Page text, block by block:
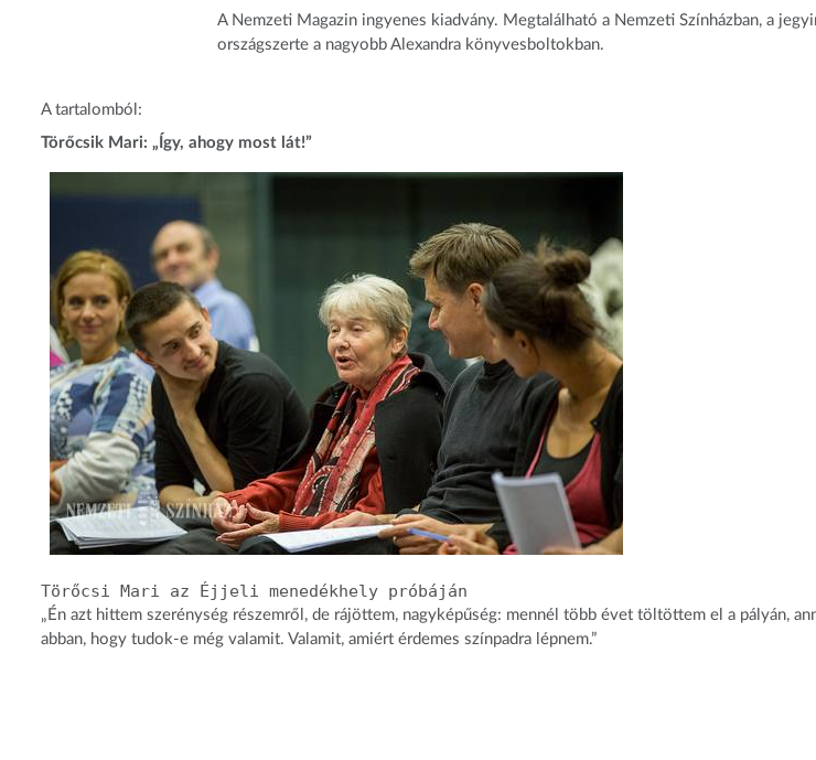
A Nemzeti Magazin ingyenes kiadvány. Megtalálható a Nemzeti Színházban, a
országszerte a nagyobb Alexandra könyvesboltokban.
A tartalomból:
Törőcsik Mari: „Így, ahogy most lát!”
Törőcsi Mari az Éjjeli menedékhely próbáján
„Én azt hittem szerénység részemről, de rájöttem, nagyképűség: mennél több évet töltöttem el a pályán,
abban, hogy tudok-e még valamit. Valamit, amiért érdemes színpadra lépnem.”